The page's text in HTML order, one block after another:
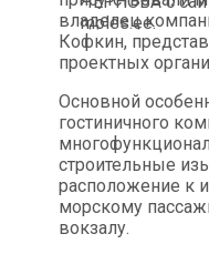
владелец
Кофкин,
проектных
Основной
гостиничного
строительные
расположение к
морскому
вокзалу.